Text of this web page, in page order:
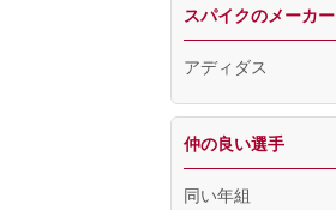
スパイクのメーカー
アディダス
仲の良い選手
同い年組